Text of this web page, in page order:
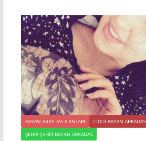
BAYAN ARKADAS ILANLARI
CIDDI BAYAN ARKADAS
ŞEHIR ŞEHIR BAYAN ARKADAS